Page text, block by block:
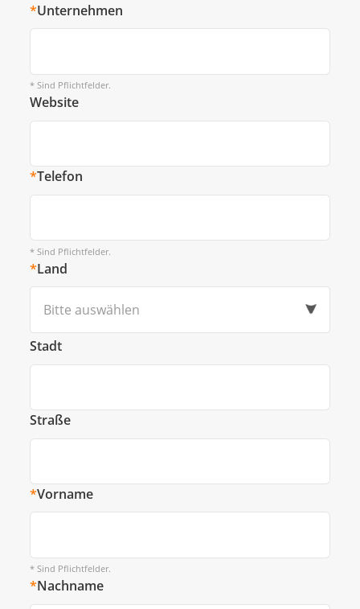
*Unternehmen
* Sind Pflichtfelder.
Website
*Telefon
* Sind Pflichtfelder.
*Land
Bitte auswählen
Stadt
Straße
*Vorname
* Sind Pflichtfelder.
*Nachname